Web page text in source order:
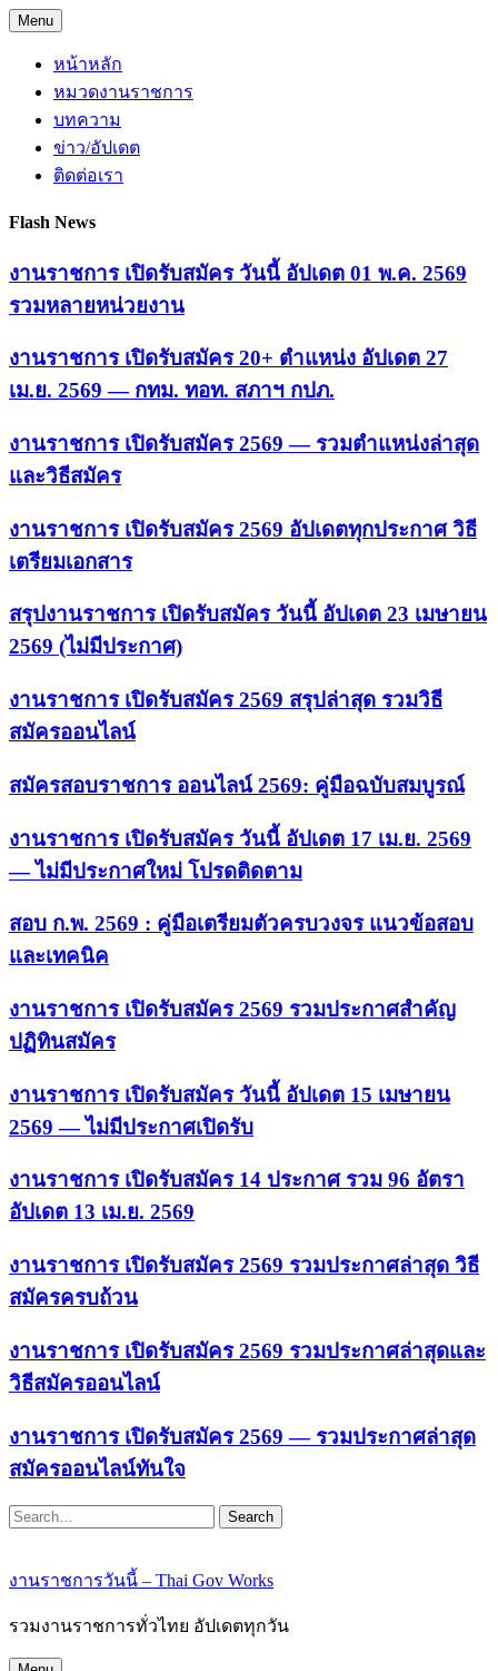
Skip
to
content
Menu
หน้าหลัก
หมวดงานราชการ
บทความ
ข่าว/อัปเดต
ติดต่อเรา
Flash News
งานราชการ เปิดรับสมัคร วันนี้ อัปเดต 01 พ.ค. 2569
รวมหลายหน่วยงาน
งานราชการ เปิดรับสมัคร 20+ ตำแหน่ง อัปเดต 27
เม.ย. 2569 — กทม. ทอท. สภาฯ กปภ.
งานราชการ เปิดรับสมัคร 2569 — รวมตำแหน่งล่าสุด
และวิธีสมัคร
งานราชการ เปิดรับสมัคร 2569 อัปเดตทุกประกาศ วิธี
เตรียมเอกสาร
สรุปงานราชการ เปิดรับสมัคร วันนี้ อัปเดต 23 เมษายน
2569 (ไม่มีประกาศ)
งานราชการ เปิดรับสมัคร 2569 สรุปล่าสุด รวมวิธี
สมัครออนไลน์
สมัครสอบราชการ ออนไลน์ 2569: คู่มือฉบับสมบูรณ์
งานราชการ เปิดรับสมัคร วันนี้ อัปเดต 17 เม.ย. 2569
— ไม่มีประกาศใหม่ โปรดติดตาม
สอบ ก.พ. 2569 : คู่มือเตรียมตัวครบวงจร แนวข้อสอบ
และเทคนิค
งานราชการ เปิดรับสมัคร 2569 รวมประกาศสำคัญ
ปฏิทินสมัคร
งานราชการ เปิดรับสมัคร วันนี้ อัปเดต 15 เมษายน
2569 — ไม่มีประกาศเปิดรับ
งานราชการ เปิดรับสมัคร 14 ประกาศ รวม 96 อัตรา
อัปเดต 13 เม.ย. 2569
งานราชการ เปิดรับสมัคร 2569 รวมประกาศล่าสุด วิธี
สมัครครบถ้วน
งานราชการ เปิดรับสมัคร 2569 รวมประกาศล่าสุดและ
วิธีสมัครออนไลน์
งานราชการ เปิดรับสมัคร 2569 — รวมประกาศล่าสุด
สมัครออนไลน์ทันใจ
Search
งานราชการวันนี้ – Thai Gov Works
รวมงานราชการทั่วไทย อัปเดตทุกวัน